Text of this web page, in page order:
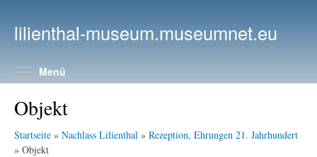
lilienthal-museum.museumnet.eu
Menü
Objekt
Startseite » Nachlass Lilienthal » Rezeption, Ehrungen 21. Jahrhundert
» Objekt